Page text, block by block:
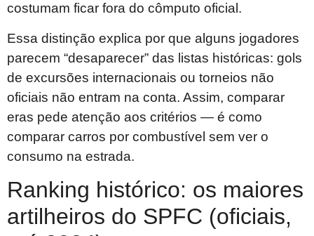
costumam ficar fora do cômputo oficial.
Essa distinção explica por que alguns jogadores
parecem “desaparecer” das listas históricas: gols
de excursões internacionais ou torneios não
oficiais não entram na conta. Assim, comparar
eras pede atenção aos critérios — é como
comparar carros por combustível sem ver o
consumo na estrada.
Ranking histórico: os maiores
artilheiros do SPFC (oficiais,